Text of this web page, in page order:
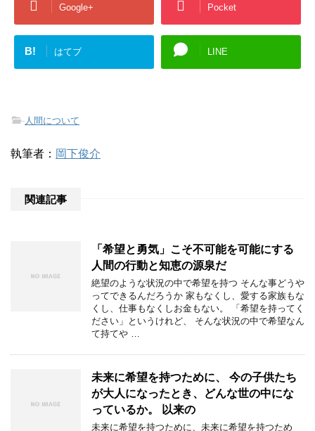
Google+ Pocket
B! はてブ LINE
- 人間について
執筆者： 岡下俊介
関連記事
「希望と勇気」こそ不可能を可能にする
人間の行動と知恵の源泉だ
絶望のような状況の中で希望を持つ そんな事どうや
ってできるんだろうか 家もなくし、愛する家族もな
くし、仕事もなくしお金もない。 「希望を持ってく
ださい」というけれど、 そんな状況の中で希望なん
て持てや …
未来に希望を持つために、 今の子供たち
が大人になったとき、どんな世の中にな
っているか。 以来の
未来に希望を持つために、未来に希望を持つため